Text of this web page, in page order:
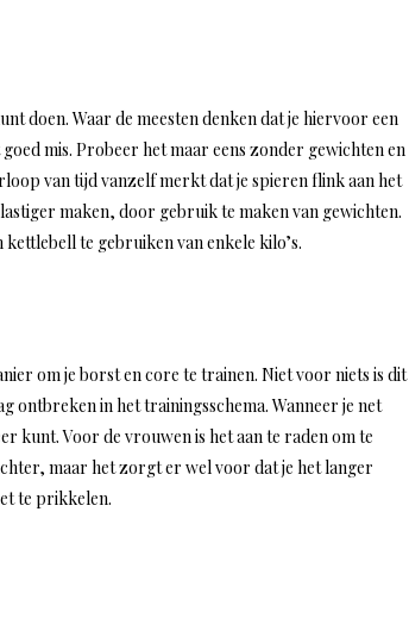
doen. Waar de meesten denken dat je hiervoor een
mis. Probeer het maar eens zonder gewichten en
van tijd vanzelf merkt dat je spieren flink aan het
maken, door gebruik te maken van gewichten.
te gebruiken van enkele kilo’s.
om je borst en core te trainen. Niet voor niets is dit
ontbreken in het trainingsschema. Wanneer je net
kunt. Voor de vrouwen is het aan te raden om te
maar het zorgt er wel voor dat je het langer
te prikkelen.